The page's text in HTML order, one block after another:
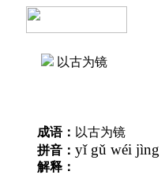
以古为镜
成语： 以古为镜
拼音： yǐ gǔ wéi jìng
解释：